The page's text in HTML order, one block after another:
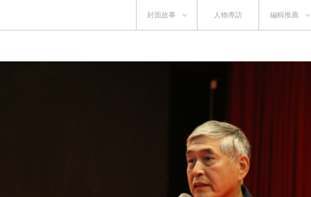
封面故事 人物專訪 編輯推薦